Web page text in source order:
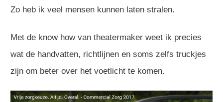
Zo heb ik veel mensen kunnen laten stralen.
Met de know how van theatermaker weet ik precies
wat de handvatten, richtlijnen en soms zelfs truckjes
zijn om beter over het voetlicht te komen.